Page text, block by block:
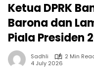
Ketua DPRK
Barona dan
Piala Presiden
Sadhli
2 Min
4 July 2026